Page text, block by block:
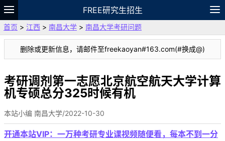
FREE研究生招生
题库
故事 专题 APP 笔记
VIP
资料
首页 > 江西 > 南昌大学 > 南昌大学考研问题
删除或更新信息，请邮件至freekaoyan#163.com(#换成@)
考研调剂第一志愿北京航空航天大学计算
机专硕总分325时候有机
本站小编 南昌大学/2022-10-30
开通本站VIP：一万种考研专业课视频随便看，每本不到一分